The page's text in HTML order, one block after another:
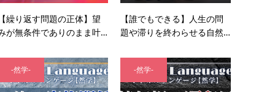
【繰り返す問題の正体】望
が無条件でありのまま叶…
【誰でもできる】人生の問
題や滞りを終わらせる自然…
-然学- -然学-